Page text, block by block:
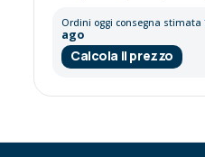
Ordini oggi consegna stimata
ago
Calcola il prezzo